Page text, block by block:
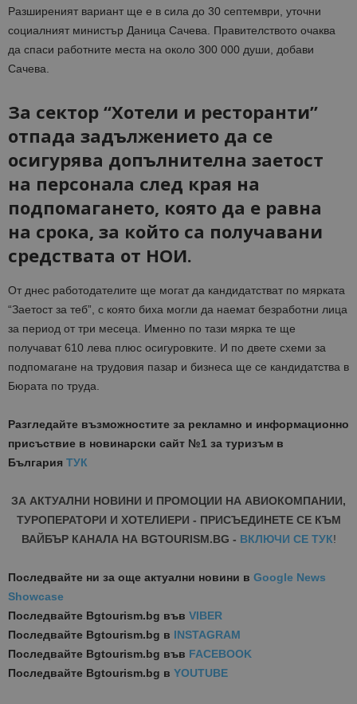
Разширеният вариант ще е в сила до 30 септември, уточни
социалният министър Даница Сачева. Правителството очаква
да спаси работните места на около 300 000 души, добави
Сачева.
За сектор “Хотели и ресторанти”
отпада задължението да се
осигурява допълнителна заетост
на персонала след края на
подпомагането, която да е равна
на срока, за който са получавани
средствата от НОИ.
От днес работодателите ще могат да кандидатстват по мярката
“Заетост за теб”, с която биха могли да наемат безработни лица
за период от три месеца. Именно по тази мярка те ще
получават 610 лева плюс осигуровките. И по двете схеми за
подпомагане на трудовия пазар и бизнеса ще се кандидатства в
Бюрата по труда.
Разгледайте възможностите за рекламно и информационно
присъствие в новинарски сайт №1 за туризъм в
България ТУК
ЗА АКТУАЛНИ НОВИНИ И ПРОМОЦИИ НА АВИОКОМПАНИИ,
ТУРОПЕРАТОРИ И ХОТЕЛИЕРИ - ПРИСЪЕДИНЕТЕ СЕ КЪМ
ВАЙБЪР КАНАЛА НА BGTOURISM.BG - ВКЛЮЧИ СЕ ТУК!
Последвайте ни за още актуални новини в Google News
Showcase
Последвайте Bgtourism.bg във VIBER
Последвайте Bgtourism.bg в INSTAGRAM
Последвайте Bgtourism.bg във FACEBOOK
Последвайте Bgtourism.bg в YOUTUBE